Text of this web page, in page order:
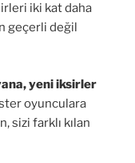
iki kat daha
geçerli değil
yeni iksirler
oyunculara
sizi farklı kılan